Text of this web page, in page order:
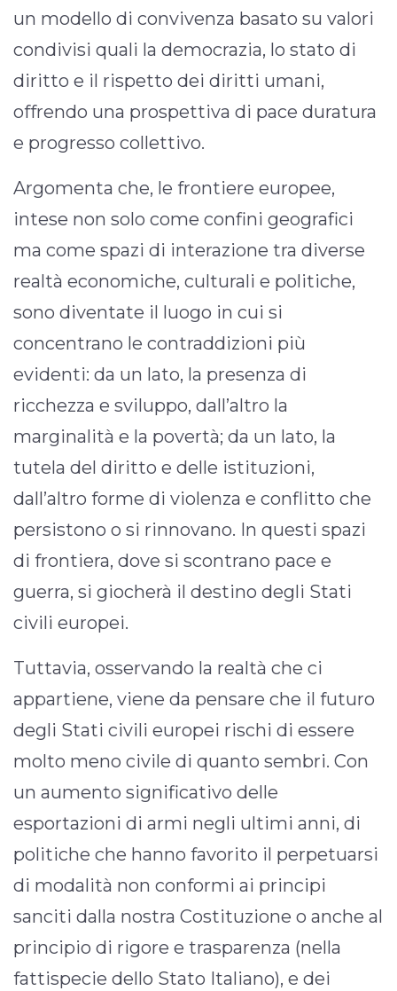
un modello di convivenza basato su valori
condivisi quali la democrazia, lo stato di
diritto e il rispetto dei diritti umani,
offrendo una prospettiva di pace duratura
e progresso collettivo.
Argomenta che, le frontiere europee,
intese non solo come confini geografici
ma come spazi di interazione tra diverse
realtà economiche, culturali e politiche,
sono diventate il luogo in cui si
concentrano le contraddizioni più
evidenti: da un lato, la presenza di
ricchezza e sviluppo, dall’altro la
marginalità e la povertà; da un lato, la
tutela del diritto e delle istituzioni,
dall’altro forme di violenza e conflitto che
persistono o si rinnovano. In questi spazi
di frontiera, dove si scontrano pace e
guerra, si giocherà il destino degli Stati
civili europei.
Tuttavia, osservando la realtà che ci
appartiene, viene da pensare che il futuro
degli Stati civili europei rischi di essere
molto meno civile di quanto sembri. Con
un aumento significativo delle
esportazioni di armi negli ultimi anni, di
politiche che hanno favorito il perpetuarsi
di modalità non conformi ai principi
sanciti dalla nostra Costituzione o anche al
principio di rigore e trasparenza (nella
fattispecie dello Stato Italiano), e dei